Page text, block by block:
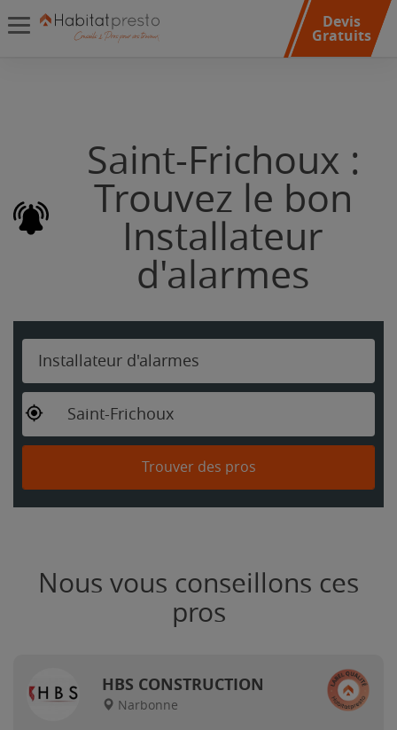
Devis
Gratuits
Saint-Frichoux :
Trouvez le bon
Installateur
d'alarmes
Installateur d'alarmes
Saint-Frichoux
Trouver des pros
Nous vous conseillons ces
pros
HBS CONSTRUCTION
Narbonne